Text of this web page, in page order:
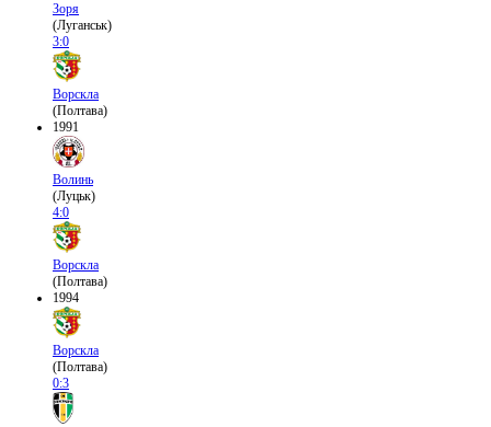
Зоря
(Луганськ)
3:0
Ворскла
(Полтава)
1991
Волинь
(Луцьк)
4:0
Ворскла
(Полтава)
1994
Ворскла
(Полтава)
0:3